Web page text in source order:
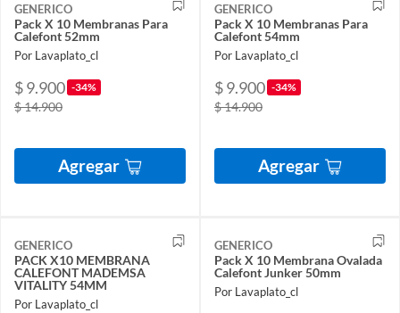
GENERICO
Pack X 10 Membranas Para
Calefont 52mm
Por Lavaplato_cl
$ 9.900 -34%
$ 14.900
Agregar
GENERICO
Pack X 10 Membranas Para
Calefont 54mm
Por Lavaplato_cl
$ 9.900 -34%
$ 14.900
Agregar
GENERICO
PACK X10 MEMBRANA
CALEFONT MADEMSA
VITALITY 54MM
Por Lavaplato_cl
GENERICO
Pack X 10 Membrana Ovalada
Calefont Junker 50mm
Por Lavaplato_cl